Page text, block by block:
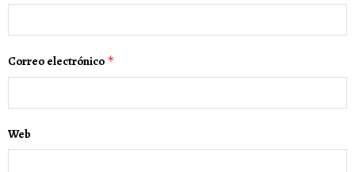
Correo electrónico *
Web